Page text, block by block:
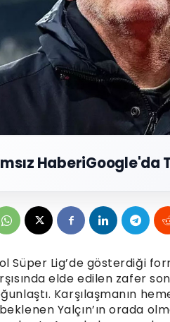
HaberiGoogle'da
Süper Lig’de gösterdiği
elde edilen zafer
Karşılaşmanın
Yalçın’ın orada